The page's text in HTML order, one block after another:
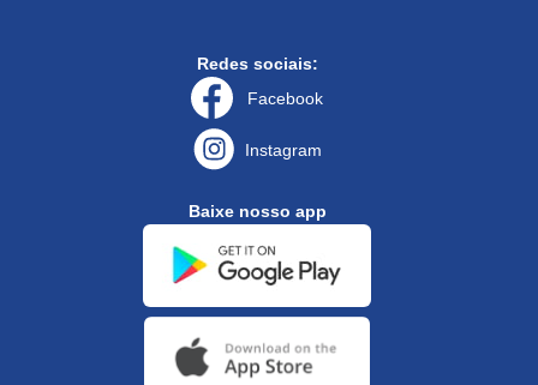
Redes sociais:
Facebook
Instagram
Baixe nosso app